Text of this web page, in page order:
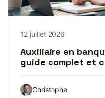
12 juillet 2026
Auxiliaire en
guide complet et
Christophe